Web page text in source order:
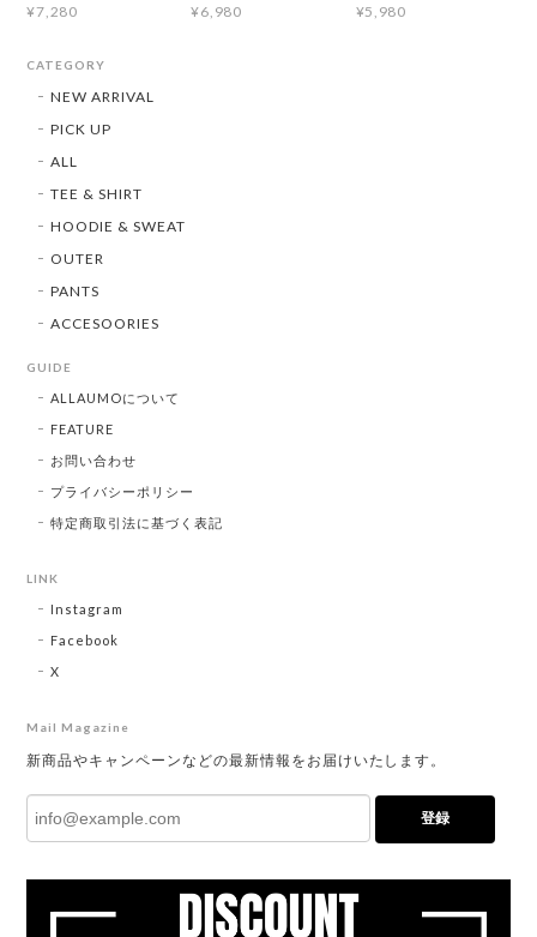
¥7,280
¥6,980
¥5,980
CATEGORY
NEW ARRIVAL
PICK UP
ALL
TEE & SHIRT
HOODIE & SWEAT
OUTER
PANTS
ACCESOORIES
GUIDE
ALLAUMOについて
FEATURE
お問い合わせ
プライバシーポリシー
特定商取引法に基づく表記
LINK
Instagram
Facebook
X
Mail Magazine
新商品やキャンペーンなどの最新情報をお届けいたします。
登録